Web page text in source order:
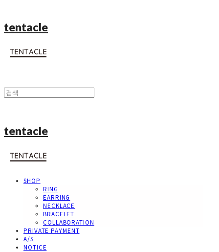
tentacle
tentacle
SHOP
RING
EARRING
NECKLACE
BRACELET
COLLABORATION
PRIVATE PAYMENT
A/S
NOTICE